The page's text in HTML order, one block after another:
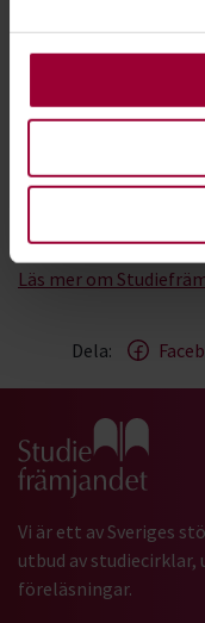
Bidra till att
delaktigheten i
Om
Vi är ett av Sveriges
Läs mer om
Dela:
Gå till
Vi är ett av Sveriges
utbud av
föreläsningar.